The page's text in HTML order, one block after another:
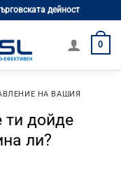
дейност
0
НА ВАШИЯ
ти дойде
ли?